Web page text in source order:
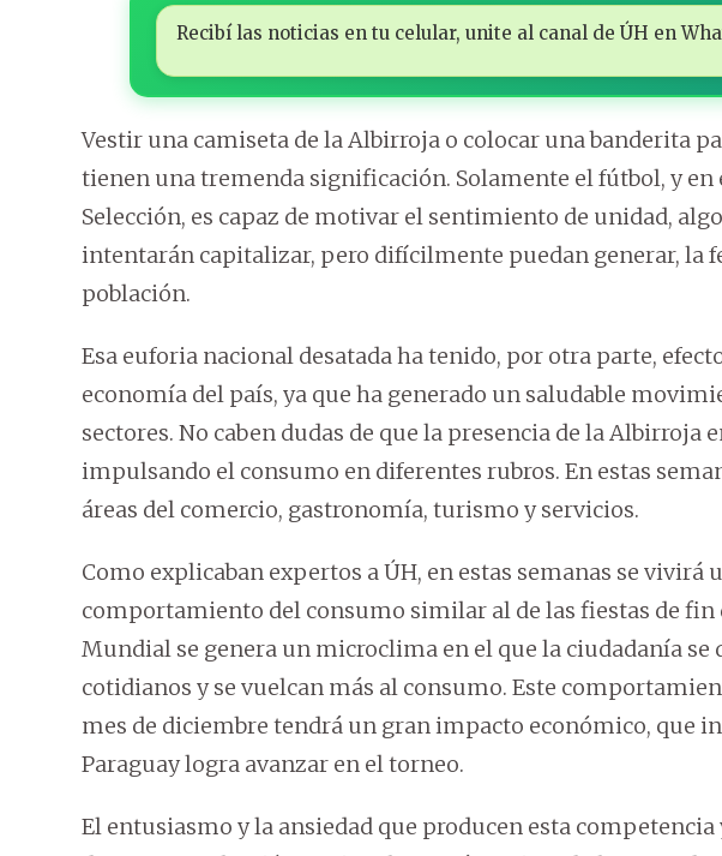
Recibí las noticias en tu celular, unite al canal de ÚH en
Vestir una camiseta de la Albirroja o colocar una banderita
tienen una tremenda significación. Solamente el fútbol, y en
Selección, es capaz de motivar el sentimiento de unidad,
intentarán capitalizar, pero difícilmente puedan generar, la
población.
Esa euforia nacional desatada ha tenido, por otra parte,
economía del país, ya que ha generado un saludable
sectores. No caben dudas de que la presencia de la Albirroja
impulsando el consumo en diferentes rubros. En estas
áreas del comercio, gastronomía, turismo y servicios.
Como explicaban expertos a ÚH, en estas semanas se vivirá
comportamiento del consumo similar al de las fiestas de fin
Mundial se genera un microclima en el que la ciudadanía se
cotidianos y se vuelcan más al consumo. Este
mes de diciembre tendrá un gran impacto económico, que
Paraguay logra avanzar en el torneo.
El entusiasmo y la ansiedad que producen esta